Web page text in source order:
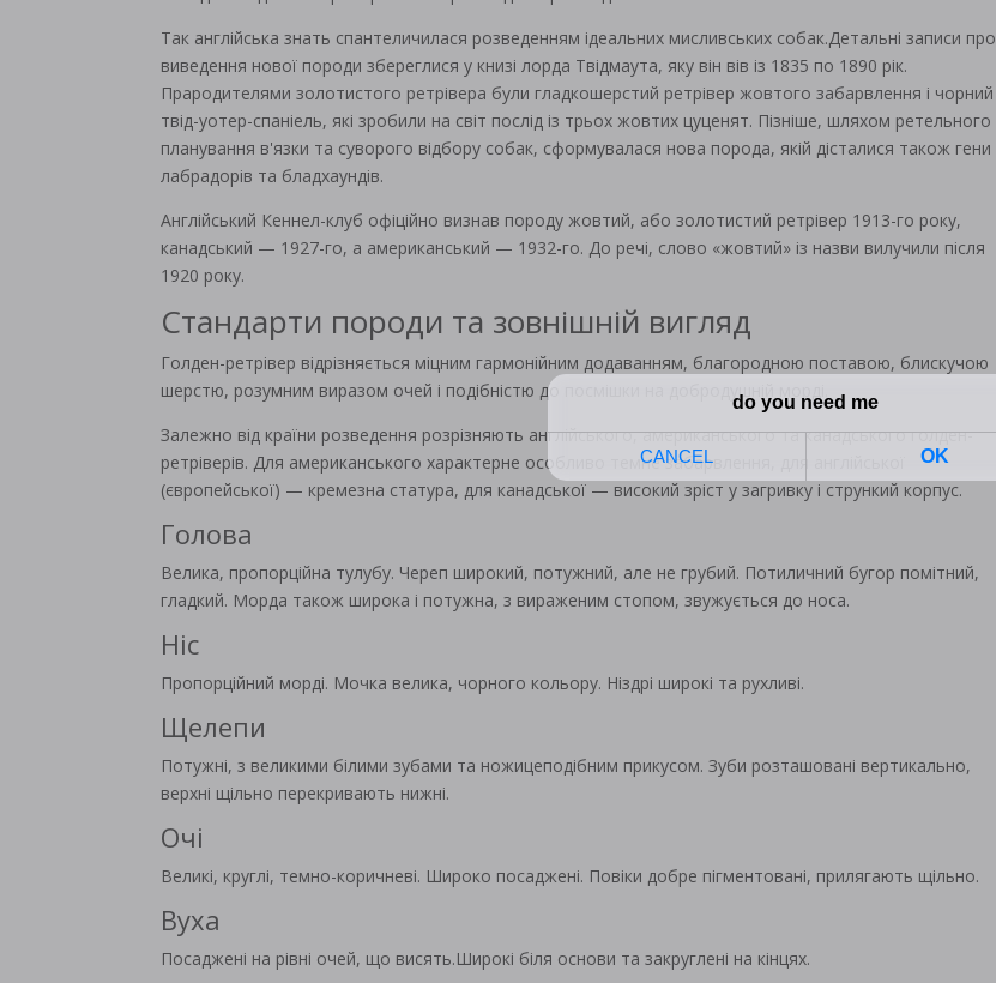
Так англійська знать спантеличилася розведенням ідеальних мисливських собак.Детальні записи про
виведення нової породи збереглися у книзі лорда Твідмаута, яку він вів із 1835 по 1890 рік.
Прародителями золотистого ретрівера були гладкошерстий ретрівер жовтого забарвлення і чорний
твід-уотер-спаніель, які зробили на світ послід із трьох жовтих цуценят. Пізніше, шляхом ретельного
планування в'язки та суворого відбору собак, сформувалася нова порода, якій дісталися також гени
лабрадорів та бладхаундів.
Англійський Кеннел-клуб офіційно визнав породу жовтий, або золотистий ретрівер 1913-го року,
канадський — 1927-го, а американський — 1932-го. До речі, слово «жовтий» із назви вилучили після
1920 року.
Стандарти породи та зовнішній вигляд
Голден-ретрівер відрізняється міцним гармонійним додаванням, благородною поставою, блискучою
шерстю, розумним виразом очей і подібністю до посмішки на добродушній морді.
Залежно від країни розведення розрізняють англійського, американського та канадського голден-
ретріверів. Для американського характерне особливо темне забарвлення, для англійської
(європейської) — кремезна статура, для канадської — високий зріст у загривку і стрункий корпус.
Голова
Велика, пропорційна тулубу. Череп широкий, потужний, але не грубий. Потиличний бугор помітний,
гладкий. Морда також широка і потужна, з вираженим стопом, звужується до носа.
Ніс
Пропорційний морді. Мочка велика, чорного кольору. Ніздрі широкі та рухливі.
Щелепи
Потужні, з великими білими зубами та ножицеподібним прикусом. Зуби розташовані вертикально,
верхні щільно перекривають нижні.
Очі
Великі, круглі, темно-коричневі. Широко посаджені. Повіки добре пігментовані, прилягають щільно.
Вуха
Посаджені на рівні очей, що висять.Широкі біля основи та закруглені на кінцях.